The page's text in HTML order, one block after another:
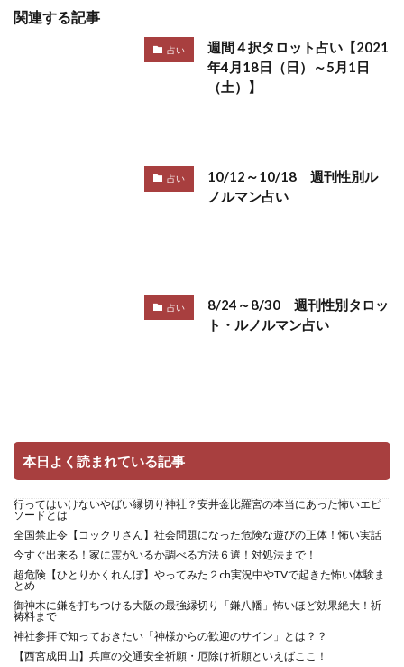
関連する記事
占い
週間４択タロット占い【2021
年4月18日（日）～5月1日
（土）】
占い
10/12～10/18 週刊性別ル
ノルマン占い
占い
8/24～8/30 週刊性別タロッ
ト・ルノルマン占い
本日よく読まれている記事
行ってはいけないやばい縁切り神社？安井金比羅宮の本当にあった怖いエピ
ソードとは
全国禁止令【コックリさん】社会問題になった危険な遊びの正体！怖い実話
今すぐ出来る！家に霊がいるか調べる方法６選！対処法まで！
超危険【ひとりかくれんぼ】やってみた２ch実況中やTVで起きた怖い体験ま
とめ
御神木に鎌を打ちつける大阪の最強縁切り「鎌八幡」怖いほど効果絶大！祈
祷料まで
神社参拝で知っておきたい「神様からの歓迎のサイン」とは？？
【西宮成田山】兵庫の交通安全祈願・厄除け祈願といえばここ！